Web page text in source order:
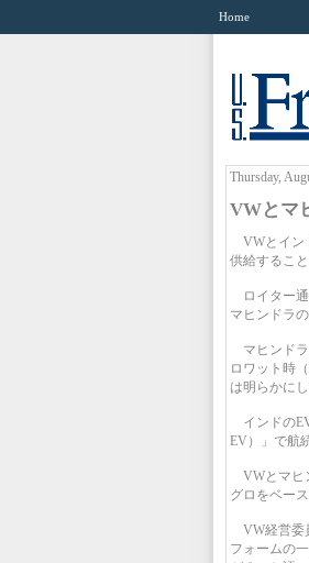
Home
Thursday,
VWとマ
VWとイン
供給するこ
ロイター通
マヒンドラ
マヒンドラ
ロワット時
は明らかにし
インドの
EV）」で航
VWとマヒ
グロをベー
VW経営委
フォームの